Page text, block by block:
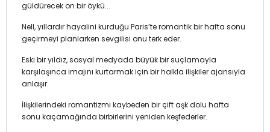
güldürecek on bir öykü...
Nell, yıllardır hayalini kurduğu Paris’te romantik bir hafta sonu
geçirmeyi planlarken sevgilisi onu terk eder.
Eski bir yıldız, sosyal medyada büyük bir suçlamayla
karşılaşınca imajını kurtarmak için bir halkla ilişkiler ajansıyla
anlaşır.
İlişkilerindeki romantizmi kaybeden bir çift aşk dolu hafta
sonu kaçamağında birbirlerini yeniden keşfederler.